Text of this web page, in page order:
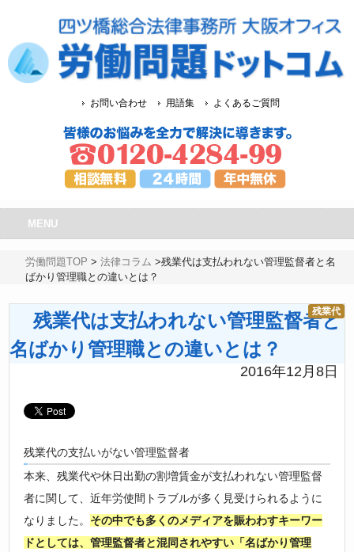
お問い合わせ 用語集 よくあるご質問
MENU
労働問題TOP>法律コラム >残業代は支払われない管理監督者と名
ばかり管理職との違いとは？
残業代は支払われない管理監督者と
名ばかり管理職との違いとは？
残業代
2016年12月8日
残業代の支払いがない管理監督者
本来、残業代や休日出勤の割増賃金が支払われない管理監督
者に関して、近年労使間トラブルが多く見受けられるように
なりました。 その中でも多くのメディアを賑わわすキーワー
ドとしては、管理監督者と混同されやすい「名ばかり管理